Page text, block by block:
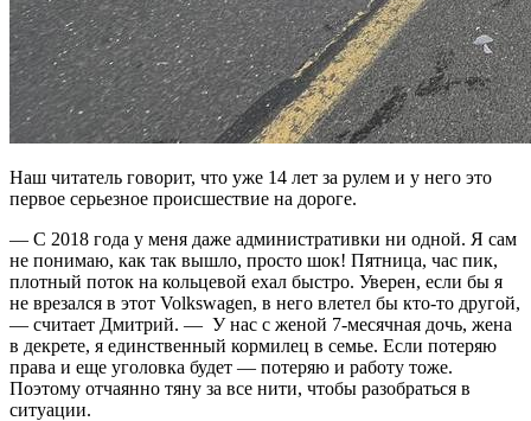
Наш читатель говорит, что уже 14 лет за рулем и у него это
первое серьезное происшествие на дороге.
— С 2018 года у меня даже административки ни одной. Я сам
не понимаю, как так вышло, просто шок! Пятница, час пик,
плотный поток на кольцевой ехал быстро. Уверен, если бы я
не врезался в этот Volkswagen, в него влетел бы кто-то другой,
— считает Дмитрий. — У нас с женой 7-месячная дочь, жена
в декрете, я единственный кормилец в семье. Если потеряю
права и еще уголовка будет — потеряю и работу тоже.
Поэтому отчаянно тяну за все нити, чтобы разобраться в
ситуации.